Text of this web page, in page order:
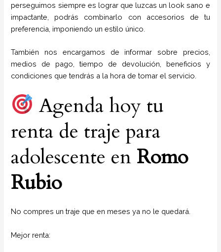
perseguimos siempre es lograr que luzcas un look sano e
impactante, podrás combinarlo con accesorios de tu
preferencia, imponiendo un estilo único.
También nos encargamos de informar sobre precios,
medios de pago, tiempo de devolución, beneficios y
condiciones que tendrás a la hora de tomar el servicio.
Agenda hoy tu
renta de traje para
adolescente en Romo
Rubio
No compres un traje que en meses ya no le quedará.
Mejor renta: